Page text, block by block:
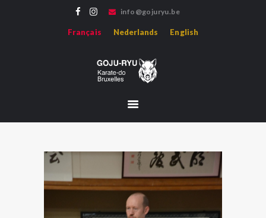
info@gojuryu.be
Français Nederlands English
Bienvenue sur le site de l'association Goju-ryu Karate-do Bruxelles, représentant le
ACCUEIL
PROFESSEURS
HOJO-UNDO
ÉVÈNEMENTS